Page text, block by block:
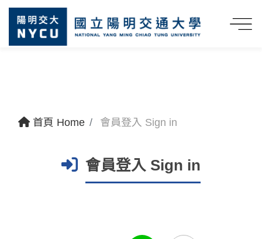
首頁 Home 會員登入 Sign in
會員登入 Sign in